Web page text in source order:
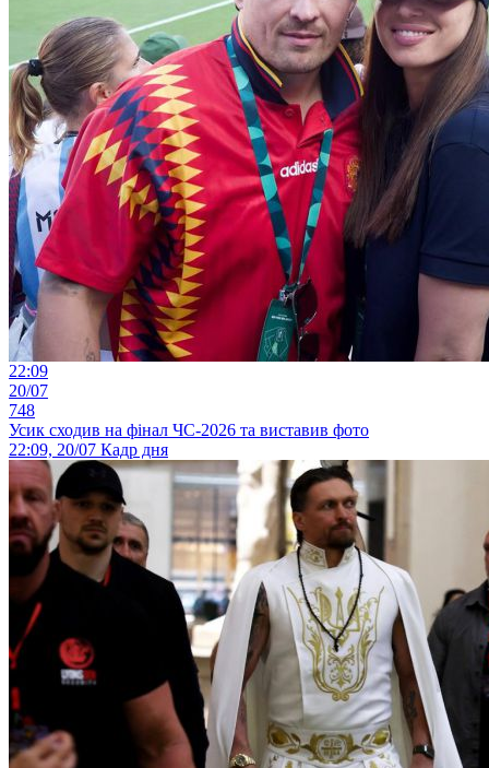
22:09
20/07
748
Усик сходив на фінал ЧС-2026 та виставив фото
22:09, 20/07 Кадр дня